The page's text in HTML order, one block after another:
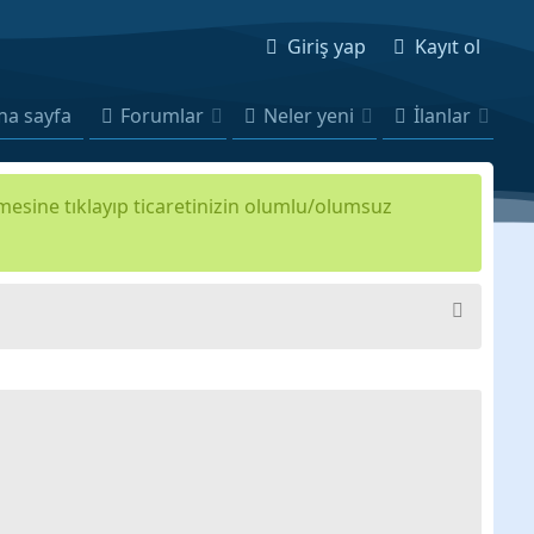
Giriş yap Kayıt ol
sayfa Forumlar Neler yeni İlanlar
tıklayıp ticaretinizin olumlu/olumsuz